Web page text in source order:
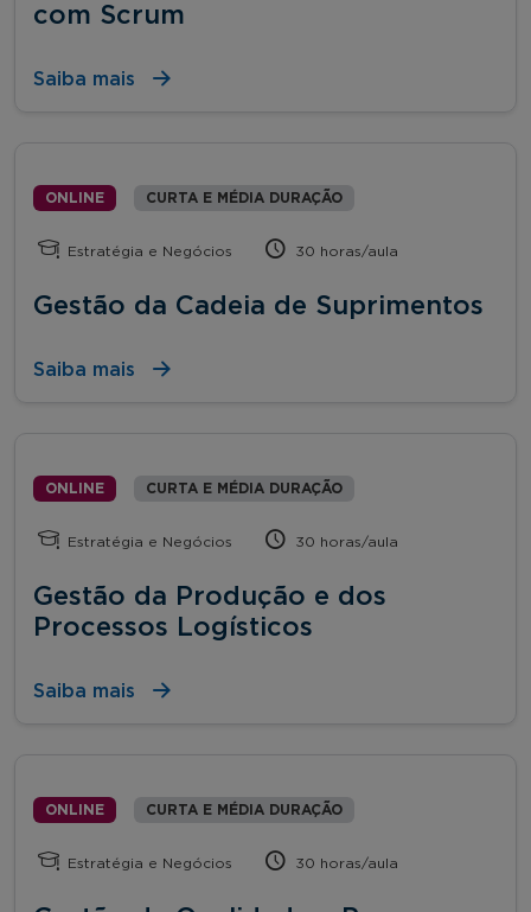
com Scrum
Saiba mais
ONLINE CURTA E MÉDIA DURAÇÃO
Estratégia e Negócios 30 horas/aula
Gestão da Cadeia de Suprimentos
Saiba mais
ONLINE CURTA E MÉDIA DURAÇÃO
Estratégia e Negócios 30 horas/aula
Gestão da Produção e dos
Processos Logísticos
Saiba mais
ONLINE CURTA E MÉDIA DURAÇÃO
Estratégia e Negócios 30 horas/aula